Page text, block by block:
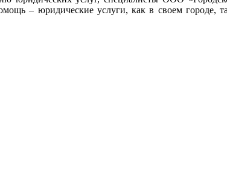
– юридические услуги, как в своем городе,